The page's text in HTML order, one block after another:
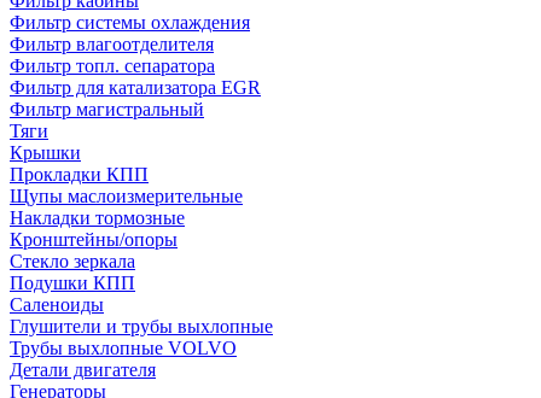
Фильтр системы охлаждения
Фильтр влагоотделителя
Фильтр топл. сепаратора
Фильтр для катализатора EGR
Фильтр магистральный
Тяги
Крышки
Прокладки КПП
Щупы маслоизмерительные
Накладки тормозные
Кронштейны/опоры
Стекло зеркала
Подушки КПП
Саленоиды
Глушители и трубы выхлопные
Трубы выхлопные VOLVO
Детали двигателя
Генераторы